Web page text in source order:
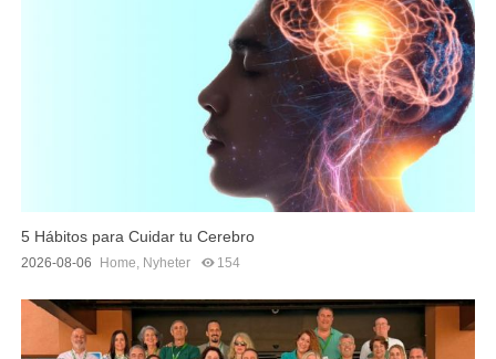
5 Hábitos para Cuidar tu Cerebro
2026-08-06 Home, Nyheter 154